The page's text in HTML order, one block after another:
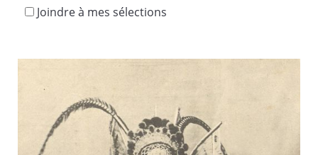
Joindre à mes sélections